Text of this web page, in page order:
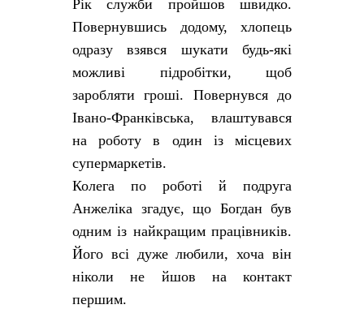
Рік служби пройшов швидко.
Повернувшись додому, хлопець
одразу взявся шукати будь-які
можливі підробітки, щоб
заробляти гроші. Повернувся до
Івано-Франківська, влаштувався
на роботу в один із місцевих
супермаркетів.
Колега по роботі й подруга
Анжеліка згадує, що Богдан був
одним із найкращим працівників.
Його всі дуже любили, хоча він
ніколи не йшов на контакт
першим.